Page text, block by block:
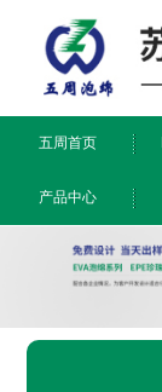
五周首页
产品中心
EVA泡棉系列
EPE珍珠棉系列
PU海绵系列
防静电/阻燃系列
镂铣/雕刻系列
特殊工艺